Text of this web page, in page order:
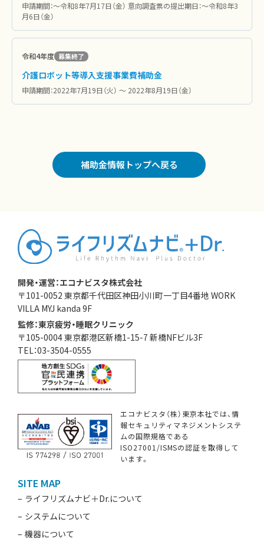
申請期間：〜令和8年7月17日（金） 意向調査票の提出期日：〜令和8年3
月6日（金）
令和4年度 募集終了
介護ロボット等導入支援事業費補助金
申請期間：2022年7月19日（火） ～ 2022年8月19日（金）
補助金情報トップへ戻る
開発・運営：エコナビスタ株式会社
〒101-0052 東京都千代田区神田小川町一丁目4番地 WORK
VILLA MYJ kanda 9F
監修：東京疲労・睡眠クリニック
〒105-0004 東京都港区新橋1-15-7 新橋NFビル3F
TEL：03-3504-0555
エコナビスタ（株）東京本社では、情
報セキュリティマネジメントシステ
ムの国際規格である
ISO27001/ISMSの認証を取得して
います。
SITE MAP
ライフリズムナビ＋Dr.について
システムについて
機器について